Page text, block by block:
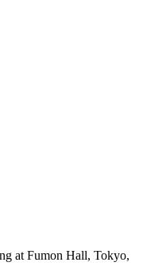
at Fumon Hall, Tokyo,